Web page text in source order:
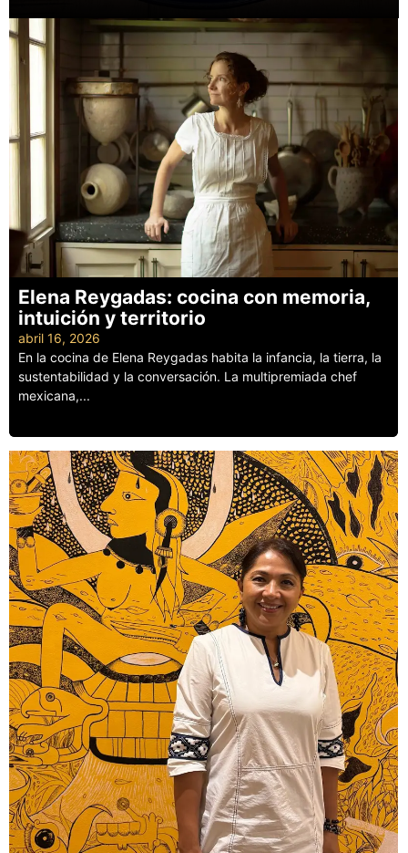
Elena Reygadas: cocina con memoria,
intuición y territorio
abril 16, 2026
En la cocina de Elena Reygadas habita la infancia, la tierra, la
sustentabilidad y la conversación. La multipremiada chef
mexicana,...